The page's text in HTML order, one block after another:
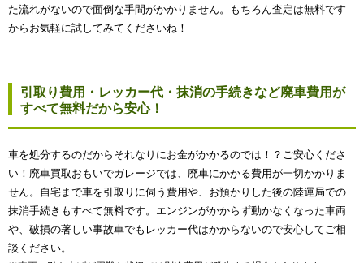
た流れがないので面倒な手間がかかりません。もちろん査定は無料です
からお気軽に試してみてくださいね！
引取り費用・レッカー代・抹消の手続きなど廃車費用が
すべて無料だから安心！
車を処分するのだからそれなりにお金がかかるのでは！？ご安心くださ
い！廃車買取おもいでガレージでは、廃車にかかる費用が一切かかりま
せん。自宅まで車を引取りに伺う費用や、お預かりした後の陸運局での
抹消手続きもすべて無料です。エンジンがかからず動かなくなった車両
や、破損の著しい事故車でもレッカー代はかからないので安心してご相
談ください。